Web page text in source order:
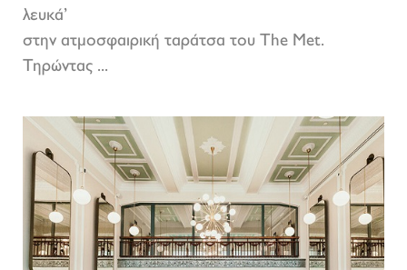
λευκά’
στην ατμοσφαιρική ταράτσα του The Met.
Τηρώντας ...